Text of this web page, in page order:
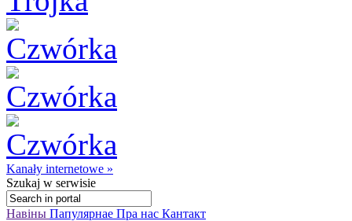
Kanały internetowe »
Szukaj w serwisie
Навіны Папулярнае Пра нас Кантакт